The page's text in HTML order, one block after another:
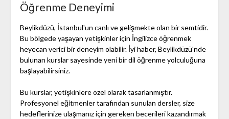
Öğrenme Deneyimi
Beylikdüzü, İstanbul'un canlı ve gelişmekte olan bir semtidir.
Bu bölgede yaşayan yetişkinler için İngilizce öğrenmek
heyecan verici bir deneyim olabilir. İyi haber, Beylikdüzü'nde
bulunan kurslar sayesinde yeni bir dil öğrenme yolculuğuna
başlayabilirsiniz.
Bu kurslar, yetişkinlere özel olarak tasarlanmıştır.
Profesyonel eğitmenler tarafından sunulan dersler, size
hedeflerinize ulaşmanız için gereken becerileri kazandırmak